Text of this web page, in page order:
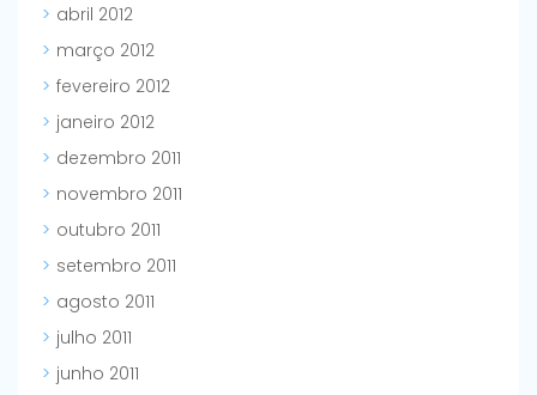
abril 2012
março 2012
fevereiro 2012
janeiro 2012
dezembro 2011
novembro 2011
outubro 2011
setembro 2011
agosto 2011
julho 2011
junho 2011